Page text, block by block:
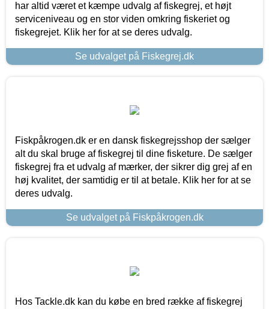
har altid været et kæmpe udvalg af fiskegrej, et højt
serviceniveau og en stor viden omkring fiskeriet og
fiskegrejet. Klik her for at se deres udvalg.
Se udvalget på Fiskegrej.dk
Fiskpåkrogen.dk er en dansk fiskegrejsshop der sælger
alt du skal bruge af fiskegrej til dine fisketure. De sælger
fiskegrej fra et udvalg af mærker, der sikrer dig grej af en
høj kvalitet, der samtidig er til at betale. Klik her for at se
deres udvalg.
Se udvalget på Fiskpåkrogen.dk
Hos Tackle.dk kan du købe en bred række af fiskegrej